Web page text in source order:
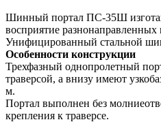
Шинный портал ПС-35Ш
восприятие
Унифицированный стальной
Особенности конструкции
Трехфазный однопролетный
траверсой, а внизу имеют
м.
Портал выполнен без
крепления к траверсе.